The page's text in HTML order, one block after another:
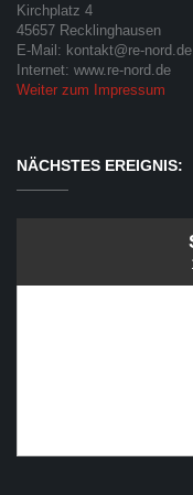
Kirchplatz 4
45657 Recklinghausen
E-Mail: kontakt@re-nord.de
Internet: www.re-nord.de
Weiter zum Impressum
NÄCHSTES EREIGNIS: